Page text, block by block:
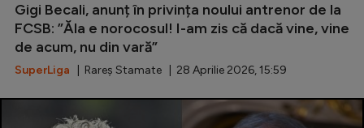
Gigi Becali, anunț în privința noului antrenor de la
FCSB: ”Ăla e norocosul! I-am zis că dacă vine, vine
de acum, nu din vară”
SuperLiga | Rareș Stamate | 28 Aprilie 2026, 15:59